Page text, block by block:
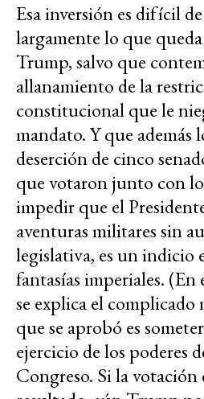
Esa inversión es difícil
largamente lo que
Trump, salvo que
allanamiento de la
constitucional que le
mandato. Y que además
deserción de cinco
que votaron junto con
impedir que el
aventuras militares sin
legislativa, es un indicio
fantasías imperiales. (En
se explica el complicado
que se aprobó es
ejercicio de los poderes
Congreso. Si la votación